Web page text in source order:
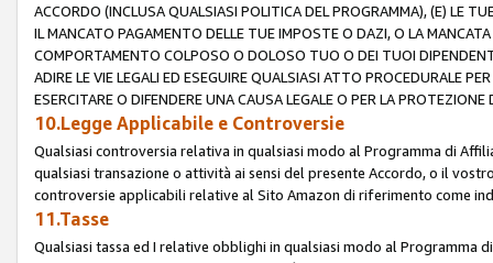
ACCORDO (INCLUSA QUALSIASI POLITICA DEL PROGRAMMA), (E) LE
IL MANCATO PAGAMENTO DELLE TUE IMPOSTE O DAZI, O LA
COMPORTAMENTO COLPOSO O DOLOSO TUO O DEI TUOI
ADIRE LE VIE LEGALI ED ESEGUIRE QUALSIASI ATTO PROCEDURALE
ESERCITARE O DIFENDERE UNA CAUSA LEGALE O PER LA
10.Legge Applicabile e Controversie
Qualsiasi controversia relativa in qualsiasi modo al Programma di
qualsiasi transazione o attività ai sensi del presente Accordo, o il
controversie applicabili relative al Sito Amazon di riferimento come
11.Tasse
Qualsiasi tassa ed I relative obblighi in qualsiasi modo al